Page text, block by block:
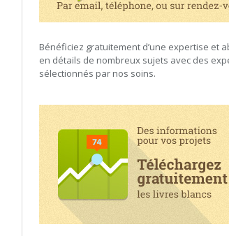
Bénéficiez gratuitement d’une expertise et
en détails de nombreux sujets avec des
sélectionnés par nos soins.